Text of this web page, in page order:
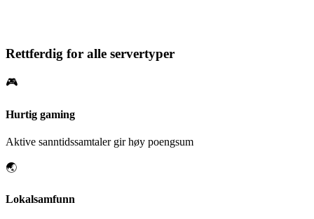
Rettferdig for alle servertyper
🎮
Hurtig gaming
Aktive sanntidssamtaler gir høy poengsum
🌏
Lokalsamfunn